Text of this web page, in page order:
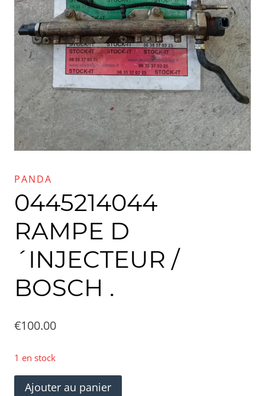
PANDA
0445214044
RAMPE D
´INJECTEUR /
BOSCH .
€100.00
1 en stock
quantité
Ajouter au panier